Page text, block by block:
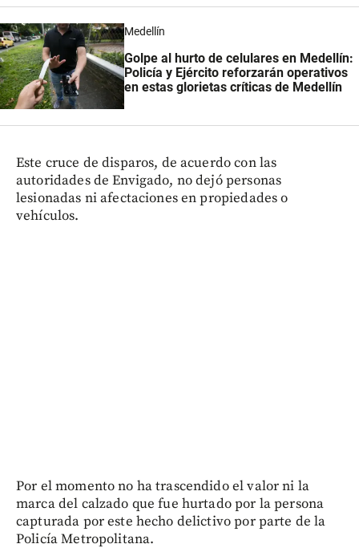
Medellín
Golpe al hurto de celulares en Medellín:
Policía y Ejército reforzarán operativos
en estas glorietas críticas de Medellín
Este cruce de disparos, de acuerdo con las
autoridades de Envigado, no dejó personas
lesionadas ni afectaciones en propiedades o
vehículos.
Por el momento no ha trascendido el valor ni la
marca del calzado que fue hurtado por la persona
capturada por este hecho delictivo por parte de la
Policía Metropolitana.